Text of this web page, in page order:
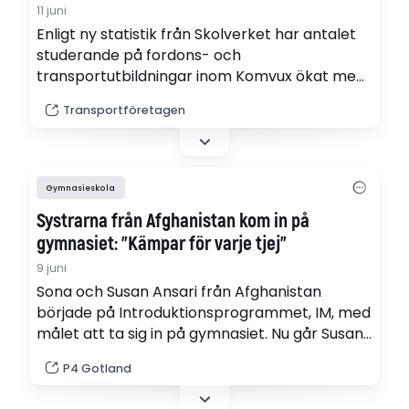
11 juni
Enligt ny statistik från Skolverket har antalet
studerande på fordons- och
transportutbildningar inom Komvux ökat med
fjärde elev kvinna.
Transportföretagen
Gymnasieskola
Systrarna från Afghanistan kom in på
gymnasiet: ”Kämpar för varje tjej”
9 juni
Sona och Susan Ansari från Afghanistan
började på Introduktionsprogrammet, IM, med
målet att ta sig in på gymnasiet. Nu går Susan
Systrarna tycker att de fick att stöd de
behövde av lärarna på IM, men säger att de
P4 Gotland